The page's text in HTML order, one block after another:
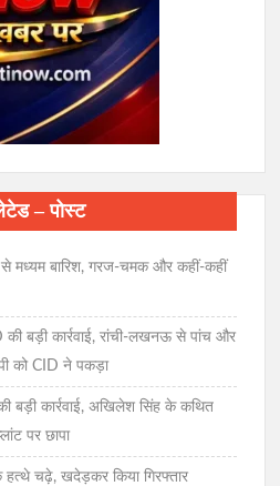
– पोस्ट
से मध्यम बारिश, गरज-चमक और कहीं-कहीं
की बड़ी कार्रवाई, रांची-लखनऊ से पांच और
को CID ने पकड़ा
बड़ी कार्रवाई, अखिलेश सिंह के कथित
पर छापा
चढ़े, खदेड़कर किया गिरफ्तार